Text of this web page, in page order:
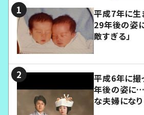
平成7年に
29年後の姿
敵すぎる」
平成6年に
年後の姿に…
な夫婦になり